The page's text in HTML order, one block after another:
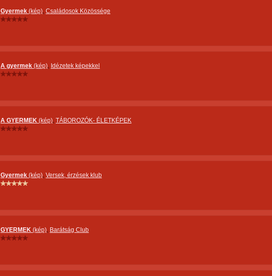
Gyermek (kép), Családosok Közössége
A gyermek (kép), Idézetek képekkel
A GYERMEK (kép), TÁBOROZÓK- ÉLETKÉPEK
Gyermek (kép), Versek, érzések klub
GYERMEK (kép), Barátság Club